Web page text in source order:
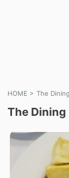
HOME > The Dining
The Dining